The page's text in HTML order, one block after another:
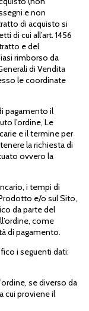
e non
di acquisto si
di cui all’art. 1456
e del
rimborso da
di Vendita
le coordinate
pagamento il
l’ordine, Le
e il termine per
la richiesta di
ovvero la
i tempi di
e/o sul Sito,
da parte del
come
di pagamento.
i seguenti dati:
se diverso da
cui proviene il